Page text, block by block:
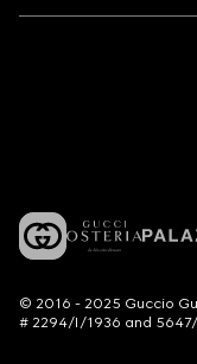
© 2016 - 2025 Guccio
# 2294/I/1936 and